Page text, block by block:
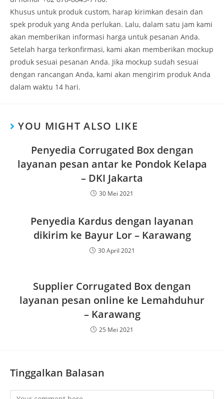
Khusus untuk produk custom, harap kirimkan desain dan
spek produk yang Anda perlukan. Lalu, dalam satu jam kami
akan memberikan informasi harga untuk pesanan Anda.
Setelah harga terkonfirmasi, kami akan memberikan mockup
produk sesuai pesanan Anda. Jika mockup sudah sesuai
dengan rancangan Anda, kami akan mengirim produk Anda
dalam waktu 14 hari.
YOU MIGHT ALSO LIKE
Penyedia Corrugated Box dengan
layanan pesan antar ke Pondok Kelapa
– DKI Jakarta
30 Mei 2021
Penyedia Kardus dengan layanan
dikirim ke Bayur Lor – Karawang
30 April 2021
Supplier Corrugated Box dengan
layanan pesan online ke Lemahduhur
– Karawang
25 Mei 2021
Tinggalkan Balasan